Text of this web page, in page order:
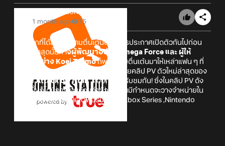
Online Station
1 month ago
15
หลังจากที่ได้สร้างความตื่นเต้นด้วยการประกาศเปิดตัวกันไปก่อน
หน้านี้ ล่าสุดนั้นทางผู้พัฒนาอย่าง Omega Force และ ผู้ให้
บริการอย่าง Koei Tecmoก็พกความตื่นเต้นมาให้เหล่าแฟน ๆ ที่
รอคอยได้ตื่นตาตื่นใจกัน! ด้วยการปล่อยคลิป PV ตัวใหม่ล่าสุดของ
ตัวเกมAttack on Titan 3ออกมาให้รับชมกัน! ซึ่งในคลิป PV ดัง
กล่าวนั้นก็ได้มีการเผยด้วยว่าตัวเกมนั้นมีกำหนดจะวางจำหน่ายใน
ช่วงฤดูหนาวนี้ บนแพลตฟอร์ม PS5 , Xbox Series ,Nintendo
Switch 2 และ PC ผ่าน Steam ด้วยกัน